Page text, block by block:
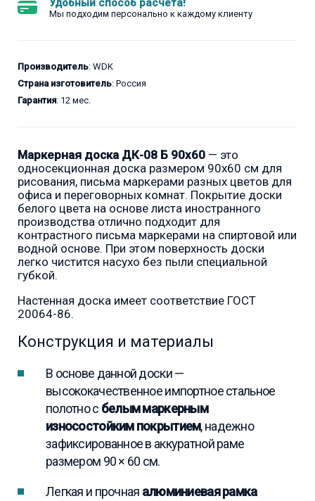
Удобный способ расчета!
Мы подходим персонально к каждому клиенту
Производитель: WDK
Страна изготовитель: Россия
Гарантия: 12 мес.
Маркерная доска ДК-08 Б 90х60 — это
односекционная доска размером 90x60 см для
рисования, письма маркерами разных цветов для
офиса и переговорных комнат. Покрытие доски
белого цвета на основе листа иностранного
производства отлично подходит для
контрастного письма маркерами на спиртовой или
водной основе. При этом поверхность доски
легко чистится насухо без пыли специальной
губкой.
Настенная доска имеет соответствие ГОСТ
20064-86.
Конструкция и материалы
В основе данной доски —
высококачественное импортное стальное
полотно с белым маркерным
износостойким покрытием, надежно
зафиксированное в аккуратной раме
размером 90 × 60 см.
Легкая и прочная алюминиевая рамка